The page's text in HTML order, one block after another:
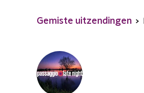
Gemiste uitzendingen